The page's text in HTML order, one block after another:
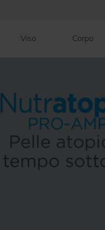
Viso Corpo